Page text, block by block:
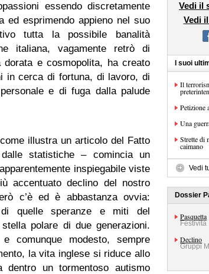
essendo discretamente
ed esprimendo appieno nel suo
tutta la possibile banalità
italiana, vagamente retrò di
e cosmopolita, ha creato
in cerca di fortuna, di lavoro, di
e di fuga dalla palude
illustra un articolo del Fatto
statistiche – comincia un
inspiegabile viste
accentuato declino del nostro
c’è ed è abbastanza ovvia:
di quelle speranze e miti del
polare di due generazioni.
comunque modesto, sempre
la vita inglese si riduce allo
dentro un tormentoso autismo
Vedi il
Vedi
I suoi
Il
Petizione
Una
Strette di
caimano
Vedi
Dossier
Pasquetta
Festività
Declino
Gruppi